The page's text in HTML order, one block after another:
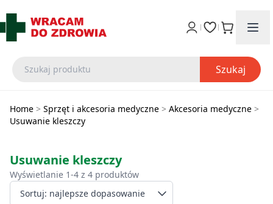
Szukaj
Home > Sprzęt i akcesoria medyczne > Akcesoria medyczne >
Usuwanie kleszczy
Usuwanie kleszczy
Wyświetlanie 1-4 z 4 produktów
Wybierz sposób